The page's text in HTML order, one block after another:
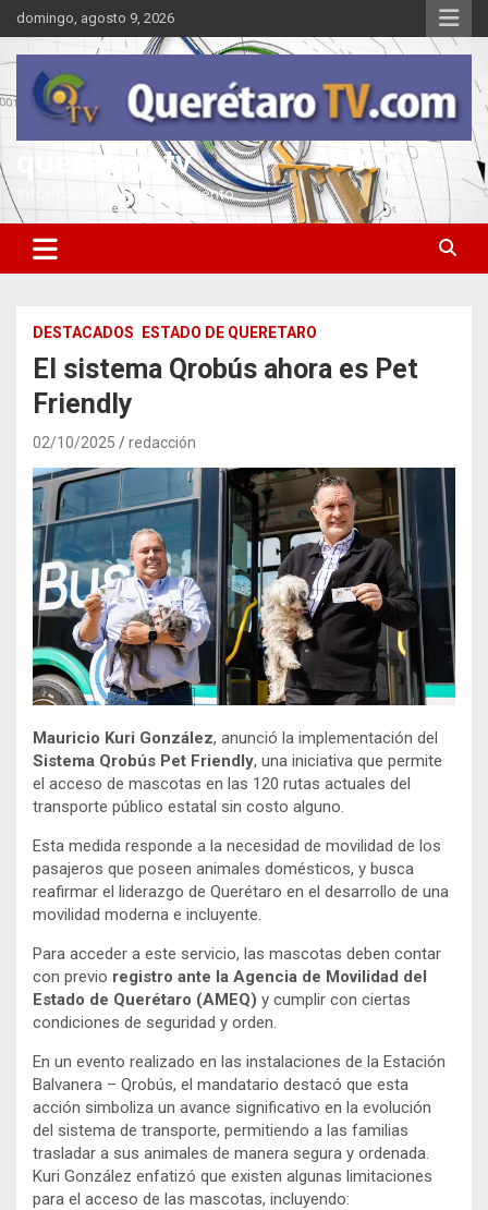
Saltar
al
contenido
domingo, agosto 9, 2026
queretarotv
Información y entretenimiento
DESTACADOS ESTADO DE QUERETARO
El sistema Qrobús ahora es Pet
Friendly
02/10/2025 redacción
Mauricio Kuri González, anunció la implementación del
Sistema Qrobús Pet Friendly, una iniciativa que permite
el acceso de mascotas en las 120 rutas actuales del
transporte público estatal sin costo alguno.
Esta medida responde a la necesidad de movilidad de los
pasajeros que poseen animales domésticos, y busca
reafirmar el liderazgo de Querétaro en el desarrollo de una
movilidad moderna e incluyente.
Para acceder a este servicio, las mascotas deben contar
con previo registro ante la Agencia de Movilidad del
Estado de Querétaro (AMEQ) y cumplir con ciertas
condiciones de seguridad y orden.
En un evento realizado en las instalaciones de la Estación
Balvanera – Qrobús, el mandatario destacó que esta
acción simboliza un avance significativo en la evolución
del sistema de transporte, permitiendo a las familias
trasladar a sus animales de manera segura y ordenada.
Kuri González enfatizó que existen algunas limitaciones
para el acceso de las mascotas, incluyendo: